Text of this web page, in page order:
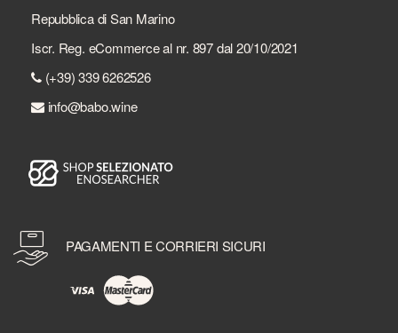
Repubblica di San Marino
Iscr. Reg. eCommerce al nr. 897 dal 20/10/2021
(+39) 339 6262526
info@babo.wine
PAGAMENTI E CORRIERI SICURI